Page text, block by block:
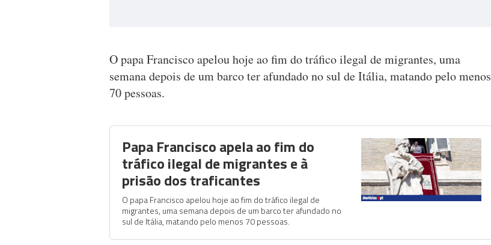
O papa Francisco apelou hoje ao fim do tráfico ilegal de migrantes, uma
semana depois de um barco ter afundado no sul de Itália, matando pelo menos
70 pessoas.
Papa Francisco apela ao fim do
tráfico ilegal de migrantes e à
prisão dos traficantes
O papa Francisco apelou hoje ao fim do tráfico ilegal de
migrantes, uma semana depois de um barco ter afundado no
sul de Itália, matando pelo menos 70 pessoas.